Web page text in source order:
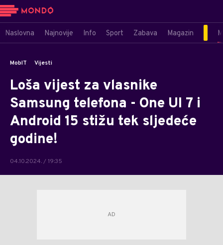
Naslovna Najnovije Info Sport Zabava Magazin
MobIT Vijesti
Loša vijest za vlasnike
Samsung telefona - One UI 7 i
Android 15 stižu tek sljedeće
godine!
04.10.2024. / 19:35